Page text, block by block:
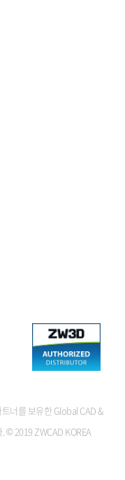
너를 보유한 Global CAD &
© 2019 ZWCAD KOREA